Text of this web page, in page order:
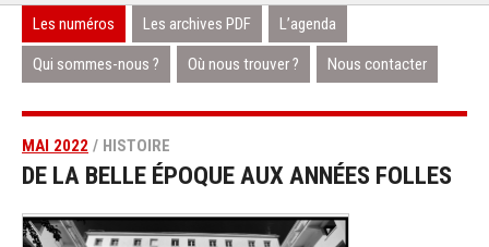
Les numéros Les archives PDF L’agenda
Qui sommes-nous ? Où nous trouver ? Nous contacter
MAI 2022 / HISTOIRE
DE LA BELLE ÉPOQUE AUX ANNÉES FOLLES